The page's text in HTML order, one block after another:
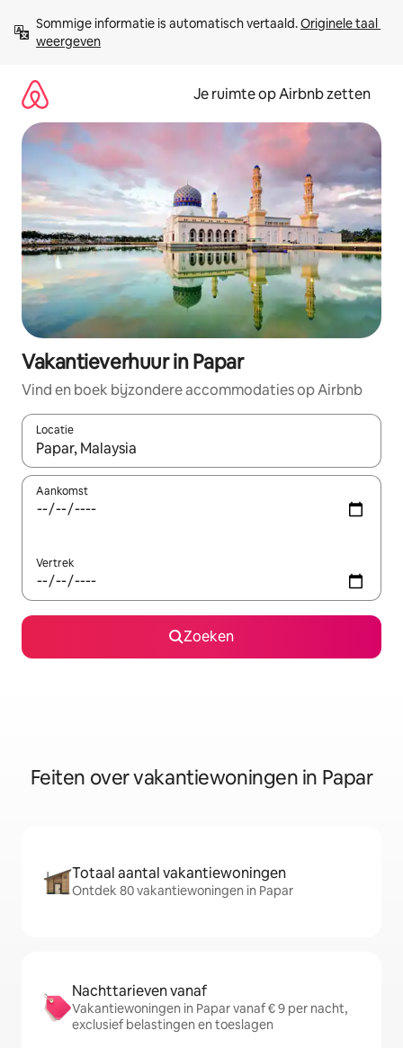
direct
naar
Sommige informatie is automatisch vertaald. Originele taal
weergeven
Je ruimte op Airbnb zetten
Vakantieverhuur in Papar
Vind en boek bijzondere accommodaties op Airbnb
Locatie
Wanneer er suggesties beschikbaar zijn, maak je een keuze
Aankomst
Vertrek
Zoeken
Feiten over vakantiewoningen in Papar
Totaal aantal vakantiewoningen
Ontdek 80 vakantiewoningen in Papar
Nachttarieven vanaf
Vakantiewoningen in Papar vanaf € 9 per nacht,
exclusief belastingen en toeslagen